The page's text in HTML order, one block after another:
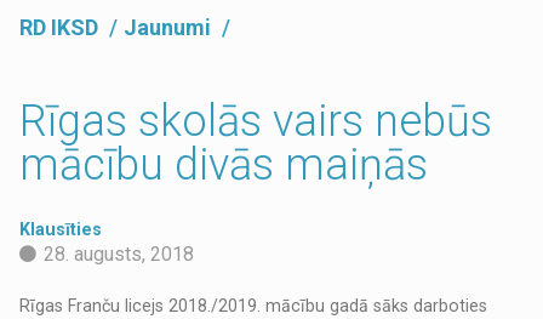
RD IKSD Jaunumi
Rīgas skolās vairs nebūs
mācību divās maiņās
Klausīties
28. augusts, 2018
Rīgas Franču licejs 2018./2019. mācību gadā sāks darboties